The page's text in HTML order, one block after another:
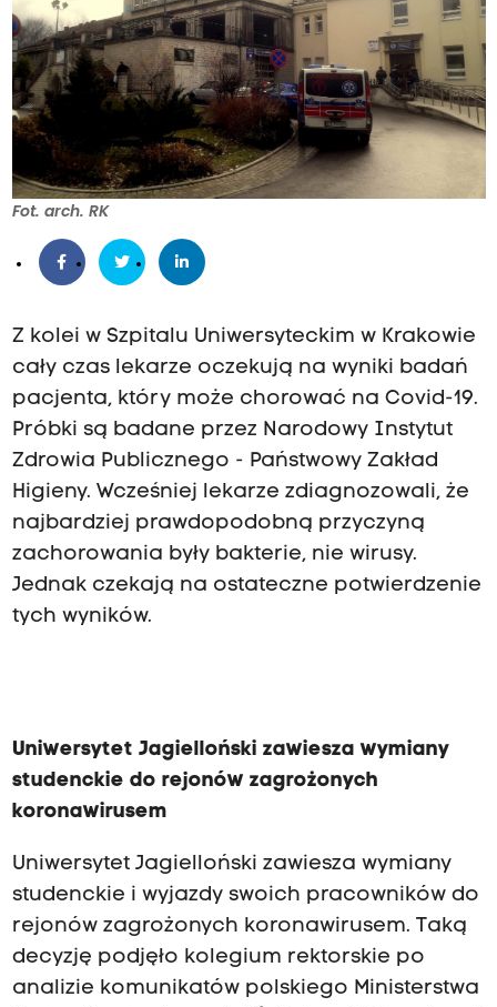
Fot. arch. RK
Z kolei w Szpitalu Uniwersyteckim w Krakowie
cały czas lekarze oczekują na wyniki badań
pacjenta, który może chorować na Covid-19.
Próbki są badane przez Narodowy Instytut
Zdrowia Publicznego - Państwowy Zakład
Higieny. Wcześniej lekarze zdiagnozowali, że
najbardziej prawdopodobną przyczyną
zachorowania były bakterie, nie wirusy.
Jednak czekają na ostateczne potwierdzenie
tych wyników.
Uniwersytet Jagielloński zawiesza wymiany
studenckie do rejonów zagrożonych
koronawirusem
Uniwersytet Jagielloński zawiesza wymiany
studenckie i wyjazdy swoich pracowników do
rejonów zagrożonych koronawirusem. Taką
decyzję podjęło kolegium rektorskie po
analizie komunikatów polskiego Ministerstwa